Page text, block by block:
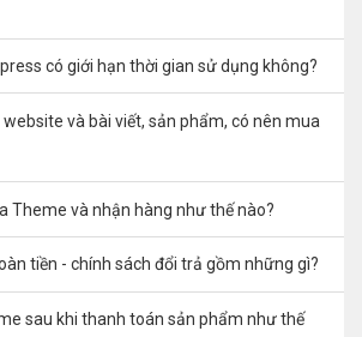
có giới hạn thời gian sử dụng không?
website và bài viết, sản phẩm, có nên mua
Theme và nhận hàng như thế nào?
tiền - chính sách đổi trả gồm những gì?
sau khi thanh toán sản phẩm như thế